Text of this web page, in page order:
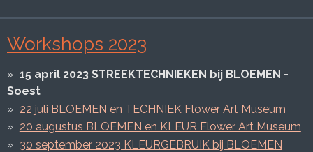
k
Workshops 2023
15 april 2023 STREEKTECHNIEKEN bij BLOEMEN -
Soest
22 juli BLOEMEN en TECHNIEK Flower Art Museum
20 augustus BLOEMEN en KLEUR Flower Art Museum
30 september 2023 KLEURGEBRUIK bij BLOEMEN